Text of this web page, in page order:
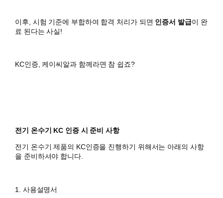
이후, 시험 기준에 부합하여 합격 처리가 되면 인증서 발급이 완
료 된다는 사실!
KC인증, 케이씨알과 함께라면 참 쉽죠?
전기 온수기 KC 인증 시 준비 사항
전기 온수기 제품의 KC인증을 진행하기 위해서는 아래의 사항
을 준비하셔야 합니다.
1. 사용설명서